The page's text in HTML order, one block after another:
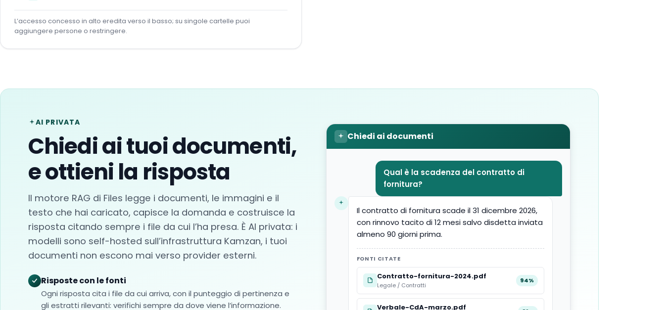
L’accesso concesso in alto eredita verso il basso; su singole cartelle puoi
aggiungere persone o restringere.
AI PRIVATA
Chiedi ai tuoi documenti,
e ottieni la risposta
Il motore RAG di Files legge i documenti, le immagini e il
testo che hai caricato, capisce la domanda e costruisce la
risposta citando sempre i file da cui l’ha presa. È AI privata: i
modelli sono self-hosted sull’infrastruttura Kamzan, i tuoi
documenti non escono mai verso provider esterni.
Risposte con le fonti
Ogni risposta cita i file da cui arriva, con il punteggio di pertinenza e
gli estratti rilevanti: verifichi sempre da dove viene l’informazione.
Chiedi ai documenti
Qual è la scadenza del contratto di
fornitura?
Il contratto di fornitura scade il 31 dicembre 2026,
con rinnovo tacito di 12 mesi salvo disdetta inviata
almeno 90 giorni prima.
FONTI CITATE
Contratto-fornitura-2024.pdf
Legale / Contratti
94%
Verbale-CdA-marzo.pdf